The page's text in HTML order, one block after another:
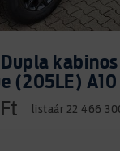
Dupla
(205LE)
listaár 22 466